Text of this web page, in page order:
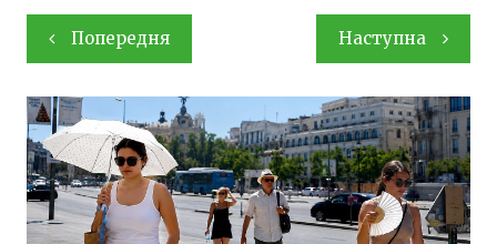
Навігація
записів
Попередня Наступна